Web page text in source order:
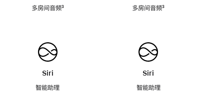
多房间音频脚
³
Siri
智能助理
多房间音频脚
³
Siri
智能助理